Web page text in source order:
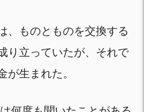
、ものとものを交換する
り立っていたが、それで
が生まれた。